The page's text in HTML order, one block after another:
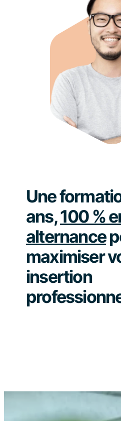
Une
ans,100 %
alternance
maximiser
insertion